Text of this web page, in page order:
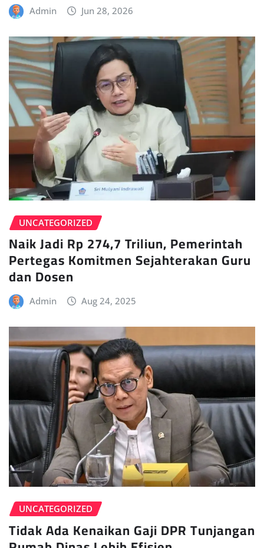
Admin Jun 28, 2026
UNCATEGORIZED
Naik Jadi Rp 274,7 Triliun, Pemerintah
Pertegas Komitmen Sejahterakan Guru
dan Dosen
Admin Aug 24, 2025
UNCATEGORIZED
Tidak Ada Kenaikan Gaji DPR Tunjangan